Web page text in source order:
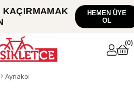
KAÇIRMAMAK
HEMEN ÜYE
OL
0
Aynakol